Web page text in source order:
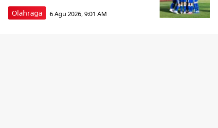
Olahraga 6 Agu 2026, 9:01 AM